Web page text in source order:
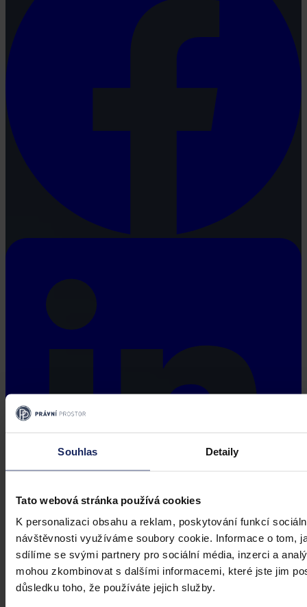
Souhlas Detaily
Tato webová stránka používá cookies
K personalizaci obsahu a reklam, poskytování funkcí
návštěvnosti využíváme soubory cookie. Informace o tom,
sdílíme se svými partnery pro sociální média, inzerci a
mohou zkombinovat s dalšími informacemi, které jste jim
důsledku toho, že používáte jejich služby.